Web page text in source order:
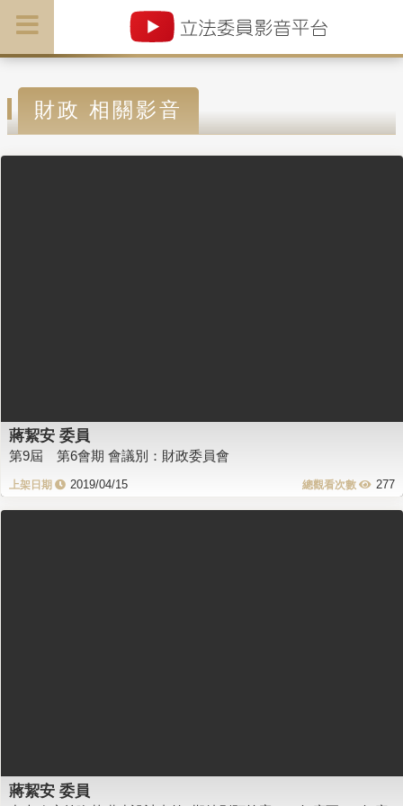
財政 相關影音
蔣絜安 委員
第9屆 第6會期 會議別：財政委員會
2019/04/15 277
蔣絜安 委員